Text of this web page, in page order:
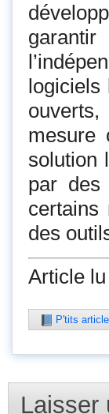
logiciels
mesure
solution
par des
certains
des
Article
P'tits
Laisser